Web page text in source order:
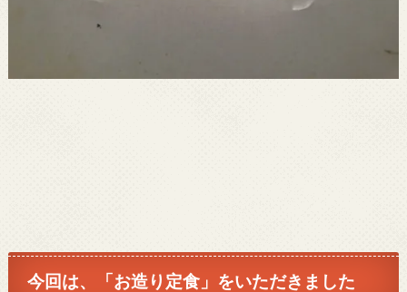
今回は、「お造り定食」をいただきました